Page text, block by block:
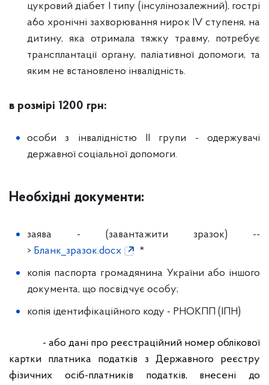
цукровий діабет I типу (інсулінозалежний), гострі
a6o хронічні захворювання нирок IV ступеня, на
дитину, яка отримала тяжку травму, потребує
трансплантації органу, паліативної допомоги, та
яким не встановлено інвалідність.
в розмірі 1200 грн:
особи з інвалідністю II групи - одержувачі
державної соціальної допомоги.
Необхідні документи:
заява - (завантажити зразок) --
> Бланк_зразок.docx
*
копія паспорта громадянина України або іншого
документа, що посвідчує особу;
копія ідентифікаційного коду - РНОКПП (ІПН)
- або дані про реєстраційний номер облікової
картки платника податків з Державного реєстру
фізичних осіб-платників податків, внесені до